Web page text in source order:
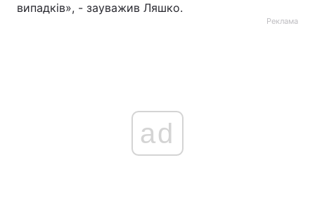
випадків», - зауважив Ляшко.
Реклама
ad